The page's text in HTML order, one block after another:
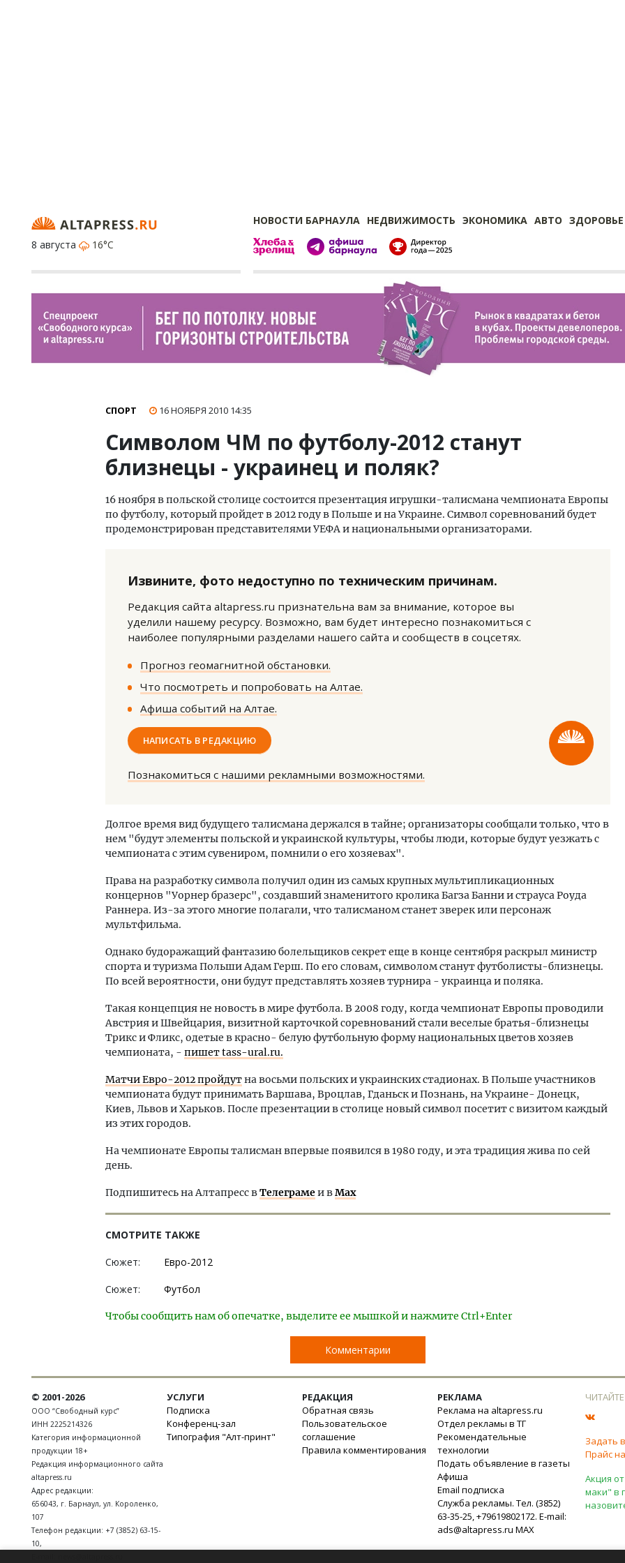
НОВОСТИ БАРНАУЛА НЕДВИЖИМОСТЬ ЭКОНОМИКА АВТО ЗДОРОВЬЕ
8 августа
16°C
СПОРТ 16 НОЯБРЯ 2010 14:35
Символом ЧМ по футболу-2012 станут
близнецы - украинец и поляк?
16 ноября в польской столице состоится презентация игрушки-талисмана чемпионата Европы
по футболу, который пройдет в 2012 году в Польше и на Украине. Символ соревнований будет
продемонстрирован представителями УЕФА и национальными организаторами.
Извините, фото недоступно по техническим причинам.
Редакция сайта altapress.ru признательна вам за внимание, которое вы
уделили нашему ресурсу. Возможно, вам будет интересно познакомиться с
наиболее популярными разделами нашего сайта и сообществ в соцсетях.
Прогноз геомагнитной обстановки.
Что посмотреть и попробовать на Алтае.
Афиша событий на Алтае.
НАПИСАТЬ В РЕДАКЦИЮ
Познакомиться с нашими рекламными возможностями.
Долгое время вид будущего талисмана держался в тайне; организаторы сообщали только, что в
нем "будут элементы польской и украинской культуры, чтобы люди, которые будут уезжать с
чемпионата с этим сувениром, помнили о его хозяевах".
Права на разработку символа получил один из самых крупных мультипликационных
концернов "Уорнер бразерс", создавший знаменитого кролика Багза Банни и страуса Роуда
Раннера. Из-за этого многие полагали, что талисманом станет зверек или персонаж
мультфильма.
Однако будоражащий фантазию болельщиков секрет еще в конце сентября раскрыл министр
спорта и туризма Польши Адам Герш. По его словам, символом станут футболисты-близнецы.
По всей вероятности, они будут представлять хозяев турнира - украинца и поляка.
Такая концепция не новость в мире футбола. В 2008 году, когда чемпионат Европы проводили
Австрия и Швейцария, визитной карточкой соревнований стали веселые братья-близнецы
Трикс и Фликс, одетые в красно- белую футбольную форму национальных цветов хозяев
чемпионата, - пишет tass-ural.ru.
Матчи Евро-2012 пройдутна восьми польских и украинских стадионах. В Польше участников
чемпионата будут принимать Варшава, Вроцлав, Гданьск и Познань, на Украине- Донецк,
Киев, Львов и Харьков. После презентации в столице новый символ посетит с визитом каждый
из этих городов.
На чемпионате Европы талисман впервые появился в 1980 году, и эта традиция жива по сей
день.
Подпишитесь на Алтапресс вТелеграмеи вMax
СМОТРИТЕ ТАКЖЕ
Сюжет: Евро-2012
Сюжет: Футбол
Чтобы сообщить нам об опечатке, выделите ее мышкой и нажмите Ctrl+Enter
Комментарии
Ищем новые берега.
«Жилищной инициативы»
СТРОИТЕЛЬСТВО
© 2001-2026
ООО “Свободный курс”
ИНН 2225214326
Категория информационной
продукции 18+
Редакция информационного сайта
altapress.ru
Адрес редакции:
656043, г. Барнаул, ул. Короленко,
107
Телефон редакции: +7 (3852) 63-15-
10,
УСЛУГИ
Подписка
Конференц-зал
Типография "Алт-принт"
РЕДАКЦИЯ
Обратная связь
Пользовательское
соглашение
Правила комментирования
РЕКЛАМА
Реклама на altapress.ru
Отдел рекламы в ТГ
Рекомендательные
технологии
Подать объявление в газеты
Афиша
Email подписка
Служба рекламы. Тел. (3852)
63-35-25, +79619802172. E-mail:
ads@altapress.ru MAX
Задать
Прайс
Акция
маки" в